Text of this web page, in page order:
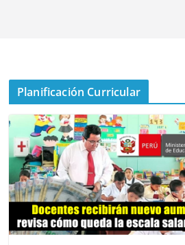
Planificación Curricular